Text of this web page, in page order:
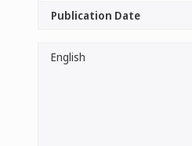
Publication Date
English